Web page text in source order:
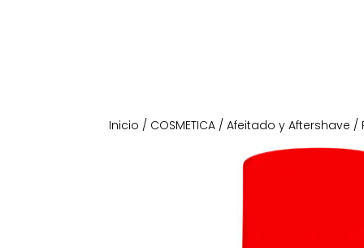
Inicio / COSMETICA /Afeitado y Aftershave /